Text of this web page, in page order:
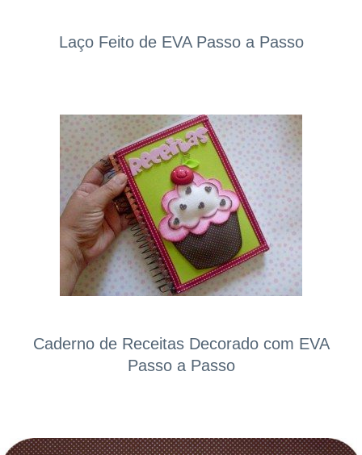
Laço Feito de EVA Passo a Passo
Caderno de Receitas Decorado com EVA
Passo a Passo